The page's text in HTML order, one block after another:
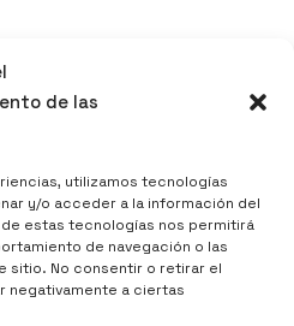
de las
utilizamos tecnologías
y/o acceder a la información del
estas tecnologías nos permitirá
de navegación o las
sitio. No consentir o retirar el
negativamente a ciertas